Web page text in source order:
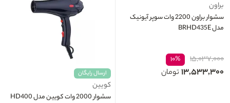
براون
سشوار براون 2200 وات سوپر آيونيک
مدل BRHD435E
۱۵,۰۳۷,۰۰۰ ۱۰%
۱۳,۵۳۳,۳۰۰ تومان ارسال رایگان
کویین
سشوار 2000 وات کویین مدل HD400